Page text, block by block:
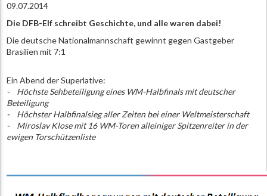
09.07.2014
Die DFB-Elf schreibt Geschichte, und alle waren dabei!
Die deutsche Nationalmannschaft gewinnt gegen Gastgeber
Brasilien mit 7:1
Ein Abend der Superlative:
- Höchste Sehbeteiligung eines WM-Halbfinals mit deutscher
Beteiligung
- Höchster Halbfinalsieg aller Zeiten bei einer Weltmeisterschaft
- Miroslav Klose mit 16 WM-Toren alleiniger Spitzenreiter in der
ewigen Torschützenliste